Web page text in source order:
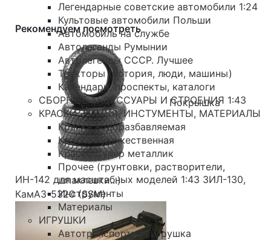
Легендарные советские автомобили 1:24
Культовые автомобили Польши
Автомобиль на службе
Автолегенды Румынии
Автолегенды СССР. Лучшее
Тракторы (история, люди, машины)
Календари, проспекты, каталоги
СБОРНЫЕ АКСЕССУАРЫ И СТРОЕНИЯ 1:43
КРАСКИ, ХИМИЯ, ИНСТУМЕНТЫ, МАТЕРИАЛЫ
Краска водоразбавляемая
Краска художественная
Краска Супер металлик
Прочее (грунтовки, растворители,
шпаклевки...)
Инструменты
Материалы
ИГРУШКИ
Автотранспортная игрушка
Рекомендуем посмотреть
Покрышка
ИН-142 для масштабных моделей 1:43 ЗИЛ-130,
КамАЗ-5320 (SSM)